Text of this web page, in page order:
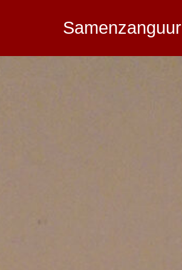
Samenzanguur